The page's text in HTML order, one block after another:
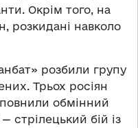
Окрім того, на
розкидані навколо
розбили групу
Трьох росіян
обмінний
стрілецький бій із